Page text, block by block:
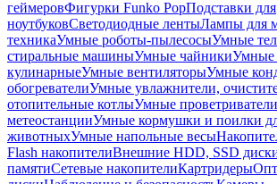
геймеровФигурки Funko PopПодставки для
ноутбуковСветодиодные лентыЛампы для
техникаУмные роботы-пылесосыУмные
стиральные машиныУмные чайникиУмные
кулинарныеУмные вентиляторыУмные
обогревателиУмные увлажнители,
отопительные котлыУмные проветриватели
метеостанцииУмные кормушки и поилки
животныхУмные напольные весы
Flash накопителиВнешние HDD, SSD
памятиСетевые накопителиКартридеры